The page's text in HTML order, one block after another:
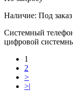
Наличие: Под заказ
Системный
цифровой
1
2
>
>|